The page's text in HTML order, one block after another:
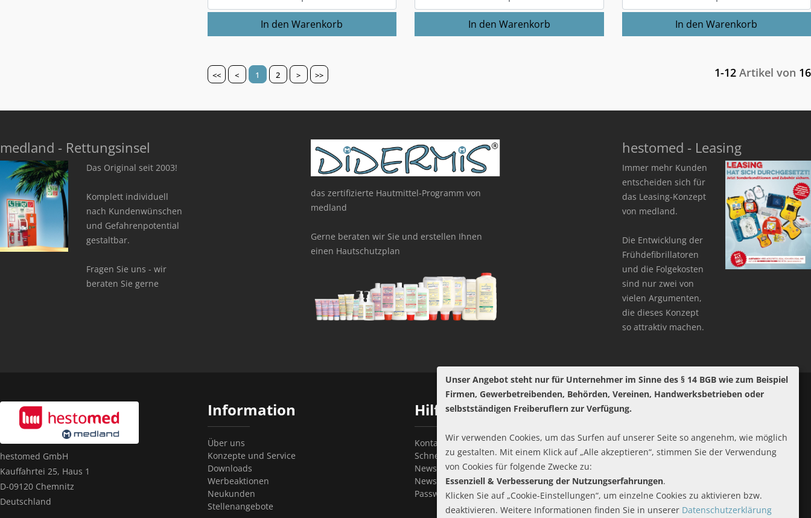
<< < 1 2 > >> 1-12 Artikel von 16
medland - Rettungsinsel
Das Original seit 2003!
Komplett individuell
nach Kundenwünschen
und Gefahrenpotential
gestaltbar.
Fragen Sie uns - wir
beraten Sie gerne
das zertifizierte Hautmittel-Programm von
medland
Gerne beraten wir Sie und erstellen Ihnen
einen Hautschutzplan
hestomed - Leasing
Immer mehr Kunden
entscheiden sich für
das Leasing-Konzept
von medland.
Die Entwicklung der
Frühdefibrillatoren
und die Folgekosten
sind nur zwei von
vielen Argumenten,
die dieses Konzept
so attraktiv machen.
hestomed GmbH
Kauffahrtei 25, Haus 1
D-09120 Chemnitz
Deutschland
Information
Über uns
Konzepte und Service
Downloads
Werbeaktionen
Neukunden
Stellenangebote
Hilfe
Kontakt
Schnellbestellung
Newsletter abonnieren
Newsletter kündigen
Passwort vergessen?
Unser Angebot steht nur für Unternehmer im Sinne des § 14 BGB wie zum Beispiel
Firmen, Gewerbetreibenden, Behörden, Vereinen, Handwerksbetrieben oder
selbstständigen Freiberuflern zur Verfügung.
Wir verwenden Cookies, um das Surfen auf unserer Seite so angenehm, wie möglich
zu gestalten. Mit einem Klick auf „Alle akzeptieren“, stimmen Sie der Verwendung
von Cookies für folgende Zwecke zu:
Essenziell & Verbesserung der Nutzungserfahrungen.
Klicken Sie auf „Cookie-Einstellungen“, um einzelne Cookies zu aktivieren bzw.
deaktivieren. Weitere Informationen finden Sie in unserer Datenschutzerklärung